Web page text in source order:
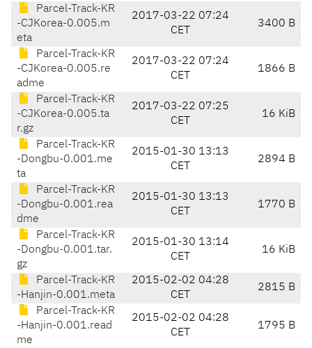
Parcel-Track-KR
-CJKorea-0.005.m
eta
2017-03-22 07:24
CET
3400 B
Parcel-Track-KR
-CJKorea-0.005.re
adme
2017-03-22 07:24
CET
1866 B
Parcel-Track-KR
-CJKorea-0.005.ta
r.gz
2017-03-22 07:25
CET
16 KiB
Parcel-Track-KR
-Dongbu-0.001.me
ta
2015-01-30 13:13
CET
2894 B
Parcel-Track-KR
-Dongbu-0.001.rea
dme
2015-01-30 13:13
CET
1770 B
Parcel-Track-KR
-Dongbu-0.001.tar.
gz
2015-01-30 13:14
CET
16 KiB
Parcel-Track-KR
-Hanjin-0.001.meta
2015-02-02 04:28
CET
2815 B
Parcel-Track-KR
-Hanjin-0.001.read
me
2015-02-02 04:28
CET
1795 B